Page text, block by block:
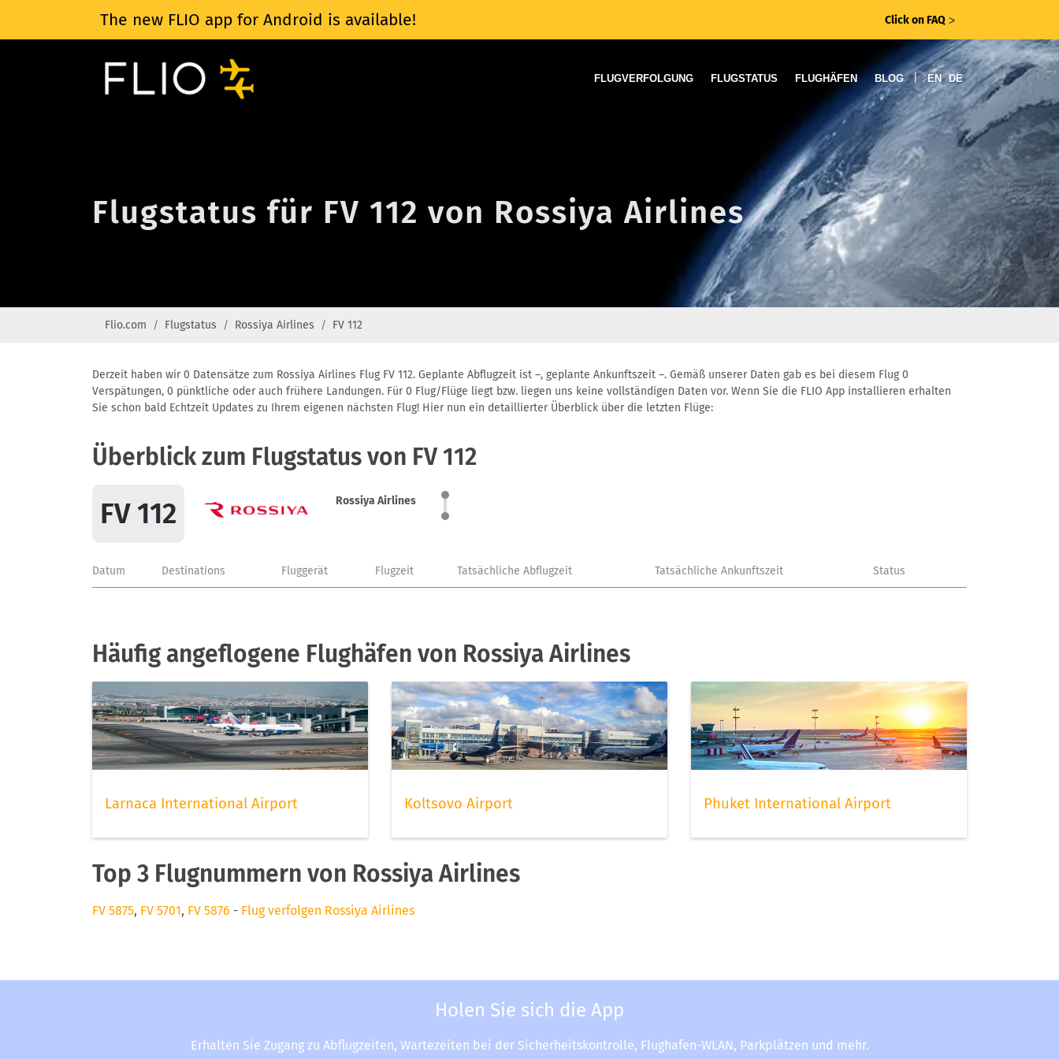
The new FLIO app for Android is available! Click on FAQ ᐳ
FLUGVERFOLGUNG FLUGSTATUS FLUGHÄFEN BLOG | EN DE
Flugstatus für FV 112 von Rossiya Airlines
Flio.com Flugstatus Rossiya Airlines FV 112
Derzeit haben wir 0 Datensätze zum Rossiya Airlines Flug FV 112. Geplante Abflugzeit ist –, geplante Ankunftszeit –. Gemäß unserer Daten gab es bei diesem Flug 0
Verspätungen, 0 pünktliche oder auch frühere Landungen. Für 0 Flug/Flüge liegt bzw. liegen uns keine vollständigen Daten vor. Wenn Sie die FLIO App installieren erhalten
Sie schon bald Echtzeit Updates zu Ihrem eigenen nächsten Flug! Hier nun ein detaillierter Überblick über die letzten Flüge:
Überblick zum Flugstatus von FV 112
FV 112 Rossiya Airlines
Datum Destinations Fluggerät Flugzeit Tatsächliche Abflugzeit Tatsächliche Ankunftszeit Status
Häufig angeflogene Flughäfen von Rossiya Airlines
Larnaca International Airport Koltsovo Airport Phuket International Airport
Top 3 Flugnummern von Rossiya Airlines
FV 5875, FV 5701, FV 5876 - Flug verfolgen Rossiya Airlines
Holen Sie sich die App
Erhalten Sie Zugang zu Abflugzeiten, Wartezeiten bei der Sicherheitskontrolle, Flughafen-WLAN, Parkplätzen und mehr.